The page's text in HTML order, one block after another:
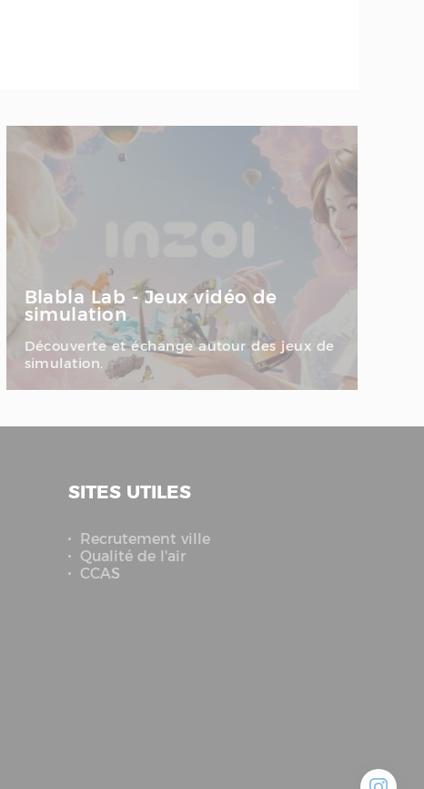
Blabla Lab - Jeux vidéo de
simulation
Découverte et échange autour des jeux de
simulation.
SITES UTILES
Recrutement ville
Qualité de l'air
CCAS